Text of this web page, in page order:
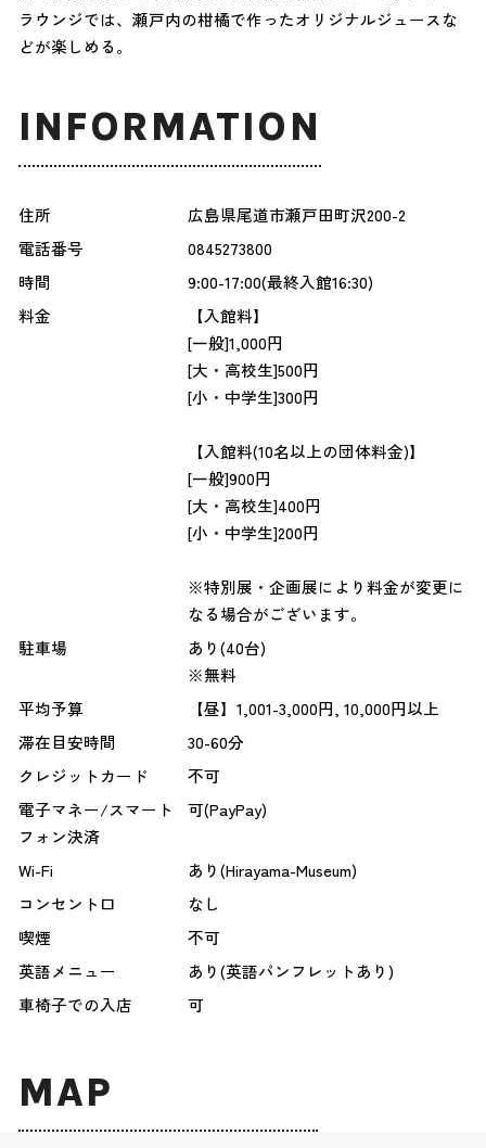
ラウンジでは、瀬戸内の柑橘で作ったオリジナルジュースな
どが楽しめる。
INFORMATION
住所
広島県尾道市瀬戸田町沢200-2
電話番号
0845273800
時間
9:00-17:00(最終入館16:30)
料金
【入館料】
[一般]1,000円
[大・高校生]500円
[小・中学生]300円
【入館料(10名以上の団体料金)】
[一般]900円
[大・高校生]400円
[小・中学生]200円
※特別展・企画展により料金が変更に
なる場合がございます。
駐車場
あり(40台)
※無料
平均予算
【昼】1,001-3,000円, 10,000円以上
滞在目安時間
30-60分
クレジットカード
不可
電子マネー/スマート
フォン決済
可(PayPay)
Wi-Fi
あり(Hirayama-Museum)
コンセント口
なし
喫煙
不可
英語メニュー
あり(英語パンフレットあり)
車椅子での入店
可
MAP